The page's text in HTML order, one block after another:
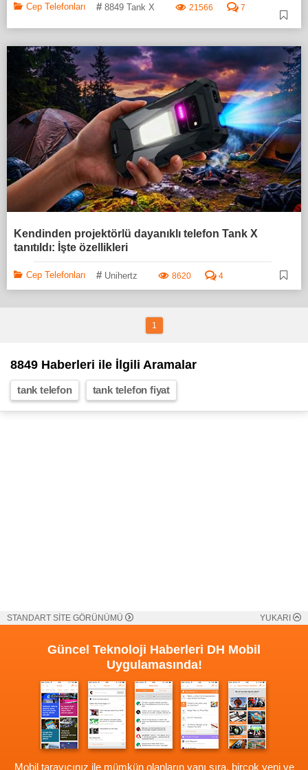
Cep Telefonları # 8849 Tank X 21566 7
Kendinden projektörlü dayanıklı telefon Tank X
tanıtıldı: İşte özellikleri
Cep Telefonları # Unihertz 8620 4
1
8849 Haberleri ile İlgili Aramalar
tank telefon tank telefon fiyat
STANDART SİTE GÖRÜNÜMÜ YUKARI
Güncel Teknoloji Haberleri DH Mobil
Uygulamasında!
Mobil tarayıcınız ile mümkün olanların yanı sıra, birçok yeni ve